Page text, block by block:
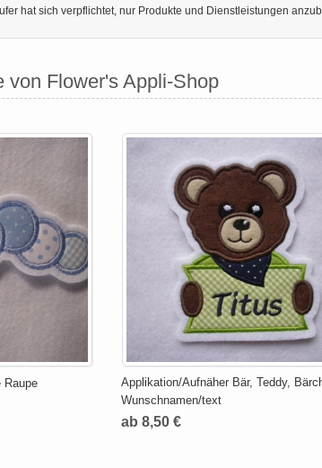
hat sich verpflichtet, nur Produkte und Dienstleistungen
von Flower's Appli-Shop
Raupe
Applikation/Aufnäher Bär, Teddy,
Wunschnamen/text
ab 8,50 €